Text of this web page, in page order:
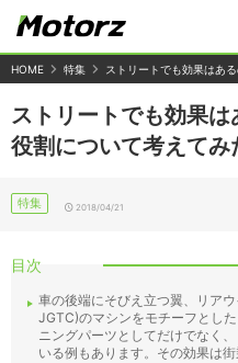
HOME 特集 ストリートでも効果はあ
ストリートでも効果
役割について考えてみ
特集 2018/04/21
目次
車の後端にそびえ立つ翼、リア
JGTC)のマシンをモチーフとし
ニングパーツとしてだけでなく
いる例もあります。その効果は